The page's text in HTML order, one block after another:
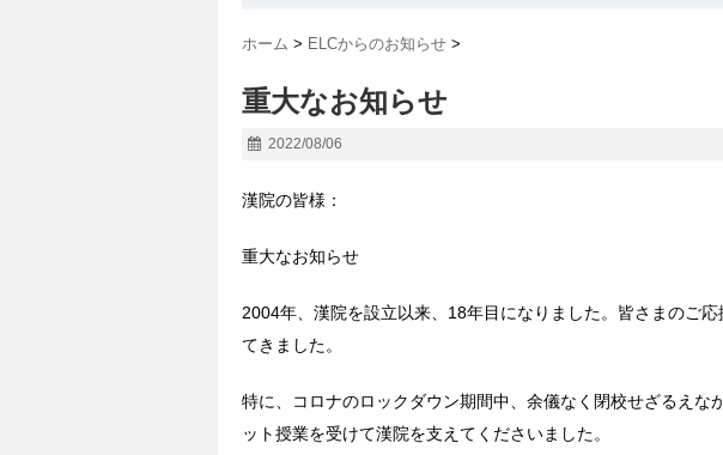
ホーム > ELCからのお知らせ >
重大なお知らせ
2022/08/06
漢院の皆様：
重大なお知らせ
2004年、漢院を設立以来、18年目になりました。皆さまのご
てきました。
特に、コロナのロックダウン期間中、余儀なく閉校せざるえな
ット授業を受けて漢院を支えてくださいました。